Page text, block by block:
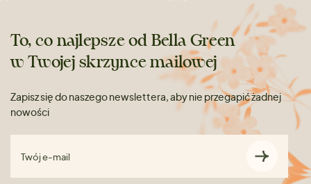
To, co najlepsze od Bella Green
w Twojej skrzynce mailowej
Zapisz się do naszego newslettera, aby nie przegapić żadnej
nowości
Twój e-mail